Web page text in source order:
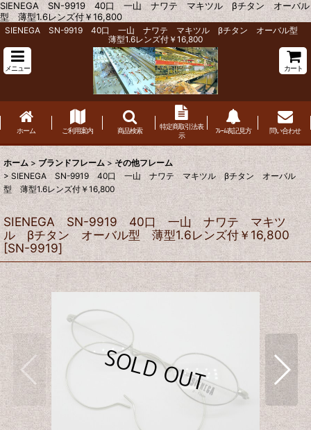
SIENEGA SN-9919 40口 一山 ナワテ マキツル βチタン オーバル
型 薄型1.6レンズ付￥16,800
SIENEGA SN-9919 40口 一山 ナワテ マキツル βチタン オーバル型
薄型1.6レンズ付￥16,800
メニュー カート
ホーム ご利用案内 商品検索
特定商取引法表
示
ﾌﾚｰﾑ表記見方 問い合わせ
ホーム > ブランドフレーム > その他フレーム
> SIENEGA SN-9919 40口 一山 ナワテ マキツル βチタン オーバル
型 薄型1.6レンズ付￥16,800
SIENEGA SN-9919 40口 一山 ナワテ マキツ
ル βチタン オーバル型 薄型1.6レンズ付￥16,800
[SN-9919]